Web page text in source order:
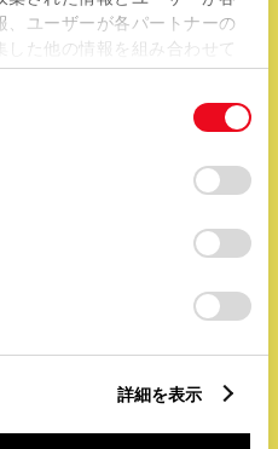
ユーザーが各パートナーの
た他の情報を組み合わせて
ブサイトの使用を続行する
キー)が保存されることに同
クッキー)のオプトアウト、
するにあたっては、当社の
り扱いについて
」をご覧くだ
詳細を表示
証明書